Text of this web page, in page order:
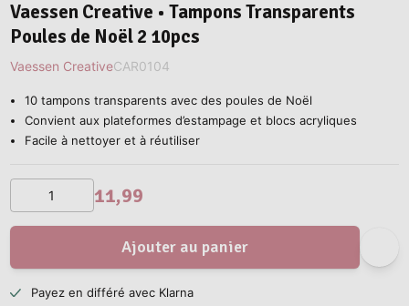
Vaessen Creative • Tampons Transparents
Poules de Noël 2 10pcs
Vaessen CreativeCAR0104
10 tampons transparents avec des poules de Noël
Convient aux plateformes d’estampage et blocs acryliques
Facile à nettoyer et à réutiliser
11,99
Ajouter au panier
Payez en différé avec Klarna